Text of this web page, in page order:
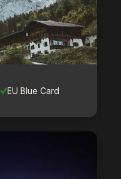
EU Blue Card